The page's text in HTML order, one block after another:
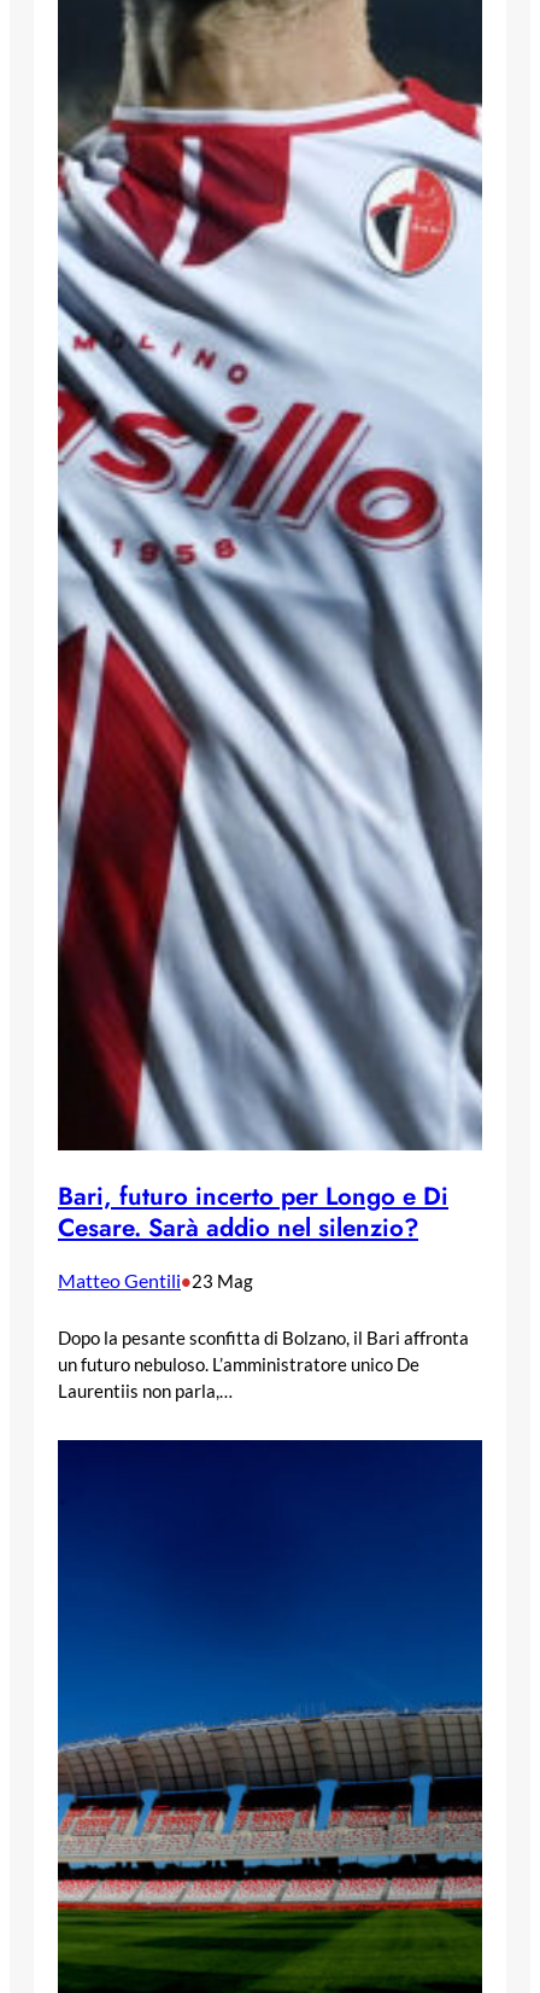
Bari, futuro incerto per Longo e Di
Cesare. Sarà addio nel silenzio?
Matteo Gentili•23 Mag
Dopo la pesante sconfitta di Bolzano, il Bari affronta
un futuro nebuloso. L’amministratore unico De
Laurentiis non parla,…